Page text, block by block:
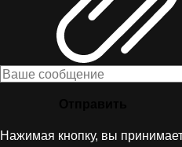
Нажимая кнопку, вы